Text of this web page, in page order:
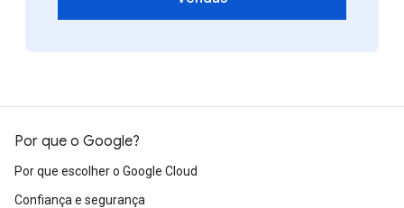
Por que o Google?
Por que escolher o Google Cloud
Confiança e segurança